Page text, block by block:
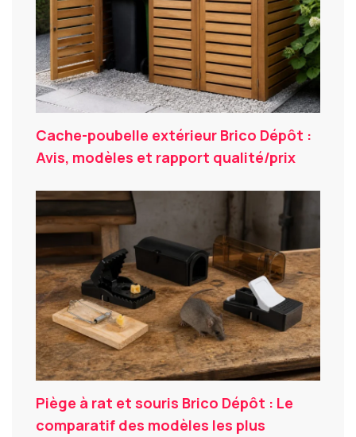
Cache-poubelle extérieur Brico Dépôt :
Avis, modèles et rapport qualité/prix
Piège à rat et souris Brico Dépôt : Le
comparatif des modèles les plus